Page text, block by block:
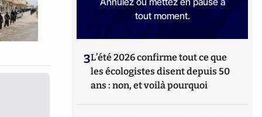
tout moment.
3L’été 2026 confirme tout ce que
les écologistes disent depuis 50
ans : non, et voilà pourquoi